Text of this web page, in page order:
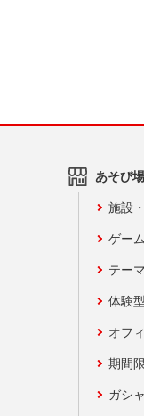
あそび
施設
ゲー
テー
体験
オフ
期間
ガシ